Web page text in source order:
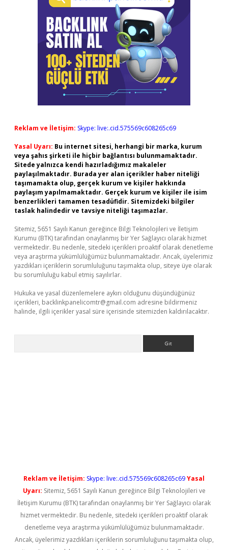
Reklam ve İletişim: Skype: live:.cid.575569c608265c69
Yasal Uyarı: Bu internet sitesi, herhangi bir marka, kurum
veya şahıs şirketi ile hiçbir bağlantısı bulunmamaktadır.
Sitede yalnızca kendi hazırladığımız makaleler
paylaşılmaktadır. Burada yer alan içerikler haber niteliği
taşımamakta olup, gerçek kurum ve kişiler hakkında
paylaşım yapılmamaktadır. Gerçek kurum ve kişiler ile isim
benzerlikleri tamamen tesadüfidir. Sitemizdeki bilgiler
taslak halindedir ve tavsiye niteliği taşımazlar.
Sitemiz, 5651 Sayılı Kanun gereğince Bilgi Teknolojileri ve İletişim
Kurumu (BTK) tarafından onaylanmış bir Yer Sağlayıcı olarak hizmet
vermektedir. Bu nedenle, sitedeki içerikleri proaktif olarak denetleme
veya araştırma yükümlülüğümüz bulunmamaktadır. Ancak, üyelerimiz
yazdıkları içeriklerin sorumluluğunu taşımakta olup, siteye üye olarak
bu sorumluluğu kabul etmiş sayılırlar.
Hukuka ve yasal düzenlemelere aykırı olduğunu düşündüğünüz
içerikleri, backlinkpanelicomtr@gmail.com adresine bildirmeniz
halinde, ilgili içerikler yasal süre içerisinde sitemizden kaldırılacaktır.
Reklam ve İletişim: Skype: live:.cid.575569c608265c69Yasal
Uyarı: Sitemiz, 5651 Sayılı Kanun gereğince Bilgi Teknolojileri ve
İletişim Kurumu (BTK) tarafından onaylanmış bir Yer Sağlayıcı olarak
hizmet vermektedir. Bu nedenle, sitedeki içerikleri proaktif olarak
denetleme veya araştırma yükümlülüğümüz bulunmamaktadır.
Ancak, üyelerimiz yazdıkları içeriklerin sorumluluğunu taşımakta olup,